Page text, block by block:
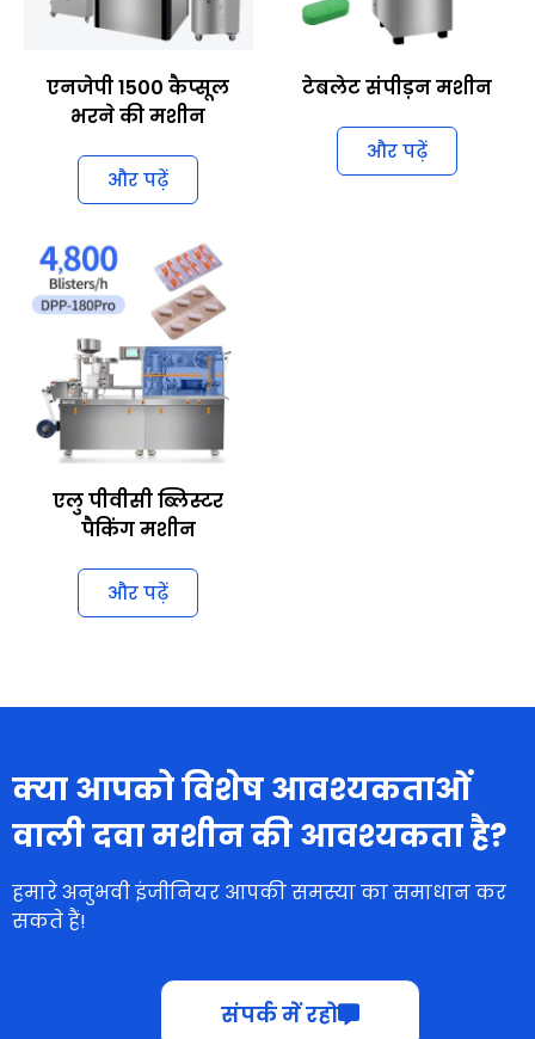
एनजेपी 1500 कैप्सूल
भरने की मशीन
और पढ़ें
टेबलेट संपीड़न मशीन
और पढ़ें
एलु पीवीसी ब्लिस्टर
पैकिंग मशीन
और पढ़ें
क्या आपको विशेष आवश्यकताओं
वाली दवा मशीन की आवश्यकता है?
हमारे अनुभवी इंजीनियर आपकी समस्या का समाधान कर
सकते हैं!
संपर्क में रहो